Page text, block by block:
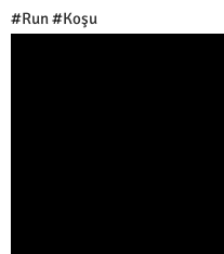
#Run #Koşu